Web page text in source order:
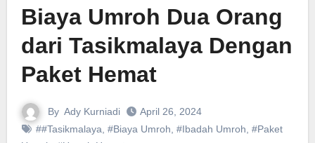
Biaya Umroh Dua Orang
dari Tasikmalaya Dengan
Paket Hemat
By Ady Kurniadi
April 26, 2024
##Tasikmalaya, #Biaya Umroh, #Ibadah Umroh, #Paket